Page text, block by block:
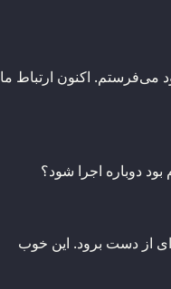
می‌فرستم. اکنون ارتباط ما
دوباره اجرا شود؟
از دست برود. این خوب